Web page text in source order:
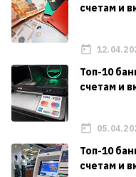
счетам и
Топ-10
счетам и
Топ-10
счетам и